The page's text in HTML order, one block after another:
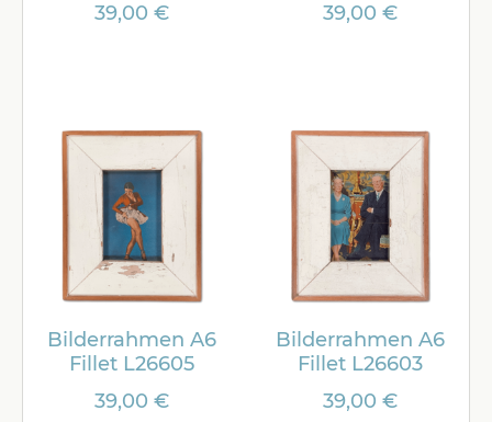
39,00 €
39,00 €
Bilderrahmen A6
Fillet L26605
39,00 €
Bilderrahmen A6
Fillet L26603
39,00 €